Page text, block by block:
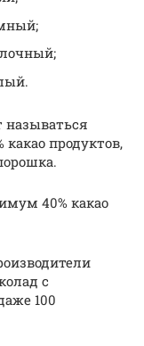
продуктов,
40% какао
с
100